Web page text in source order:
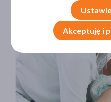
Akceptuję i